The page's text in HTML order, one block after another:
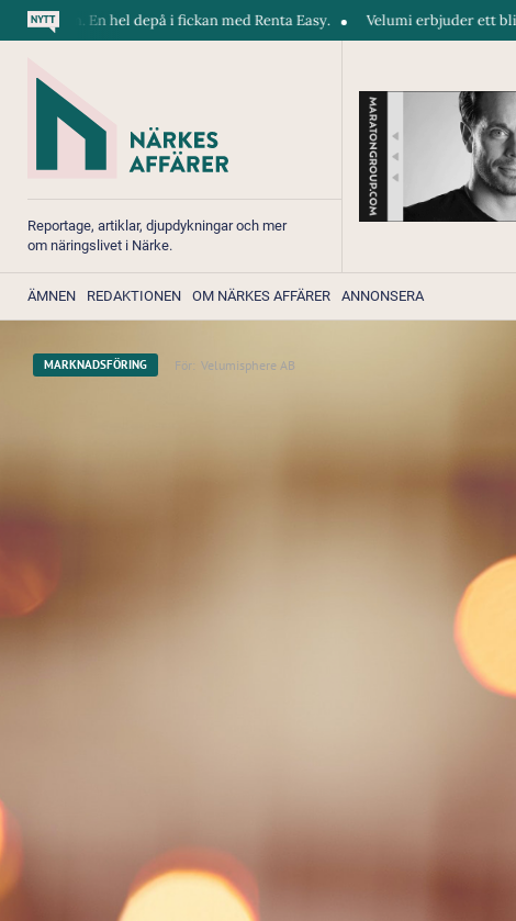
depå i fickan med Renta Easy. Velumi erbjuder ett blixtsnabbt,
Reportage, artiklar, djupdykningar och mer
om näringslivet i Närke.
ÄMNEN REDAKTIONEN OM NÄRKES AFFÄRER ANNONSERA
MARKNADSFÖRING För: Velumisphere AB